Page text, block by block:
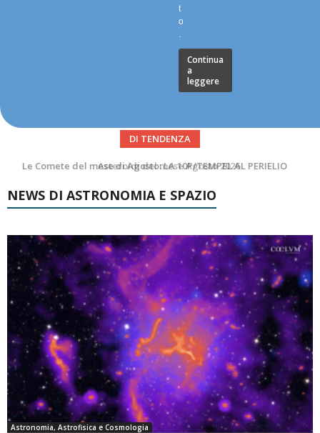
t
o
.
Continua
a
leggere
DI TENDENZA
Asteroidi del mese Agosto 2026
NEWS DI ASTRONOMIA E SPAZIO
Astronomia, Astrofisica e Cosmologia